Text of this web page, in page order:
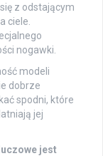
z odstającym
ciele.
nogawki.
modeli
dobrze
spodni, które
jej
jest